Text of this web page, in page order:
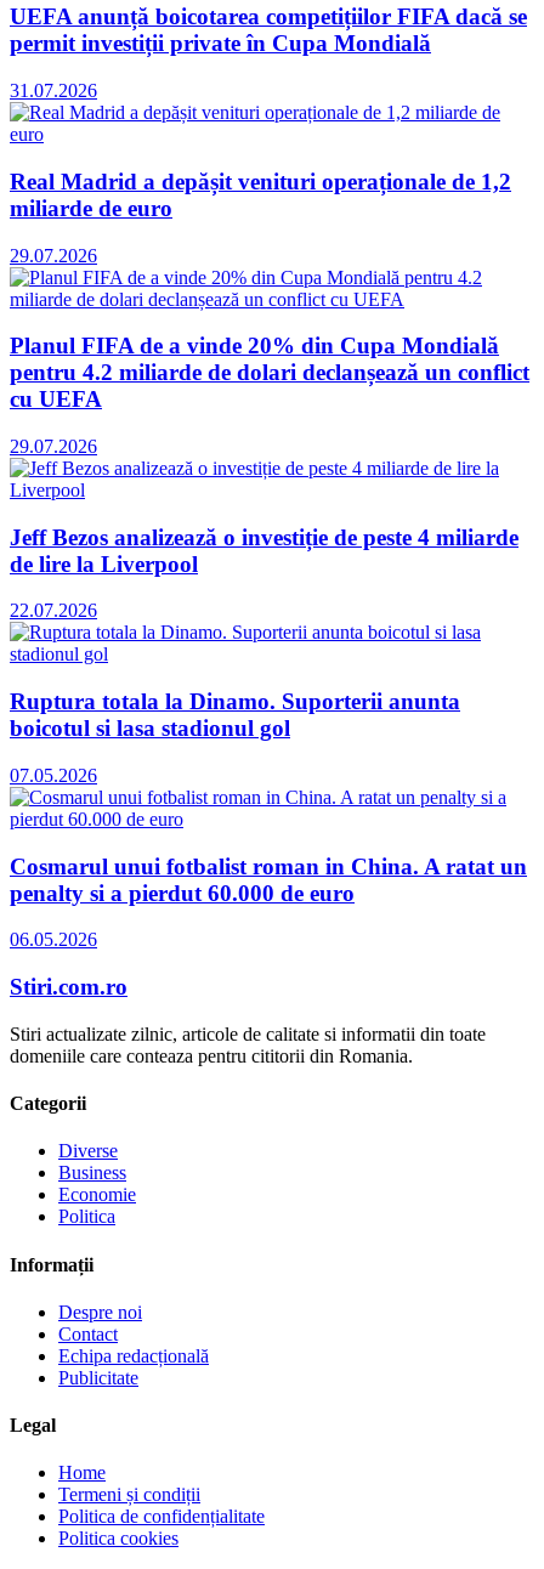
UEFA anunță boicotarea competițiilor FIFA dacă se
permit investiții private în Cupa Mondială
31.07.2026
Real Madrid a depășit venituri operaționale de 1,2
miliarde de euro
29.07.2026
Planul FIFA de a vinde 20% din Cupa Mondială
pentru 4.2 miliarde de dolari declanșează un conflict
cu UEFA
29.07.2026
Jeff Bezos analizează o investiție de peste 4 miliarde
de lire la Liverpool
22.07.2026
Ruptura totala la Dinamo. Suporterii anunta
boicotul si lasa stadionul gol
07.05.2026
Cosmarul unui fotbalist roman in China. A ratat un
penalty si a pierdut 60.000 de euro
06.05.2026
Stiri.com.ro
Stiri actualizate zilnic, articole de calitate si informatii din toate
domeniile care conteaza pentru cititorii din Romania.
Categorii
Diverse
Business
Economie
Politica
Informații
Despre noi
Contact
Echipa redacțională
Publicitate
Legal
Home
Termeni și condiții
Politica de confidențialitate
Politica cookies